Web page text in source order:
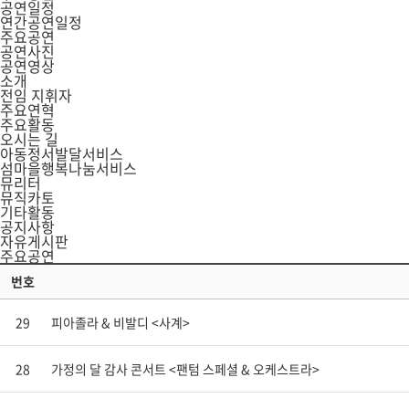
공연일정
연간공연일정
주요공연
공연사진
공연영상
소개
전임 지휘자
주요연혁
주요활동
오시는 길
아동정서발달서비스
섬마을행복나눔서비스
뮤리터
뮤직카토
기타활동
공지사항
자유게시판
주요공연
번호
29 피아졸라 & 비발디 <사계>
28 가정의 달 감사 콘서트 <팬텀 스페셜 & 오케스트라>